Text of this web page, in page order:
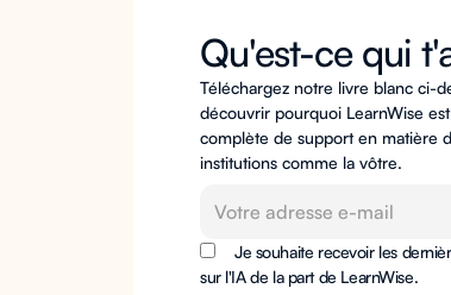
Qu'est-ce qui
Téléchargez notre livre blanc ci-
découvrir pourquoi LearnWise
complète de support en matière
institutions comme la vôtre.
Je souhaite recevoir les
sur l'IA de la part de LearnWise.